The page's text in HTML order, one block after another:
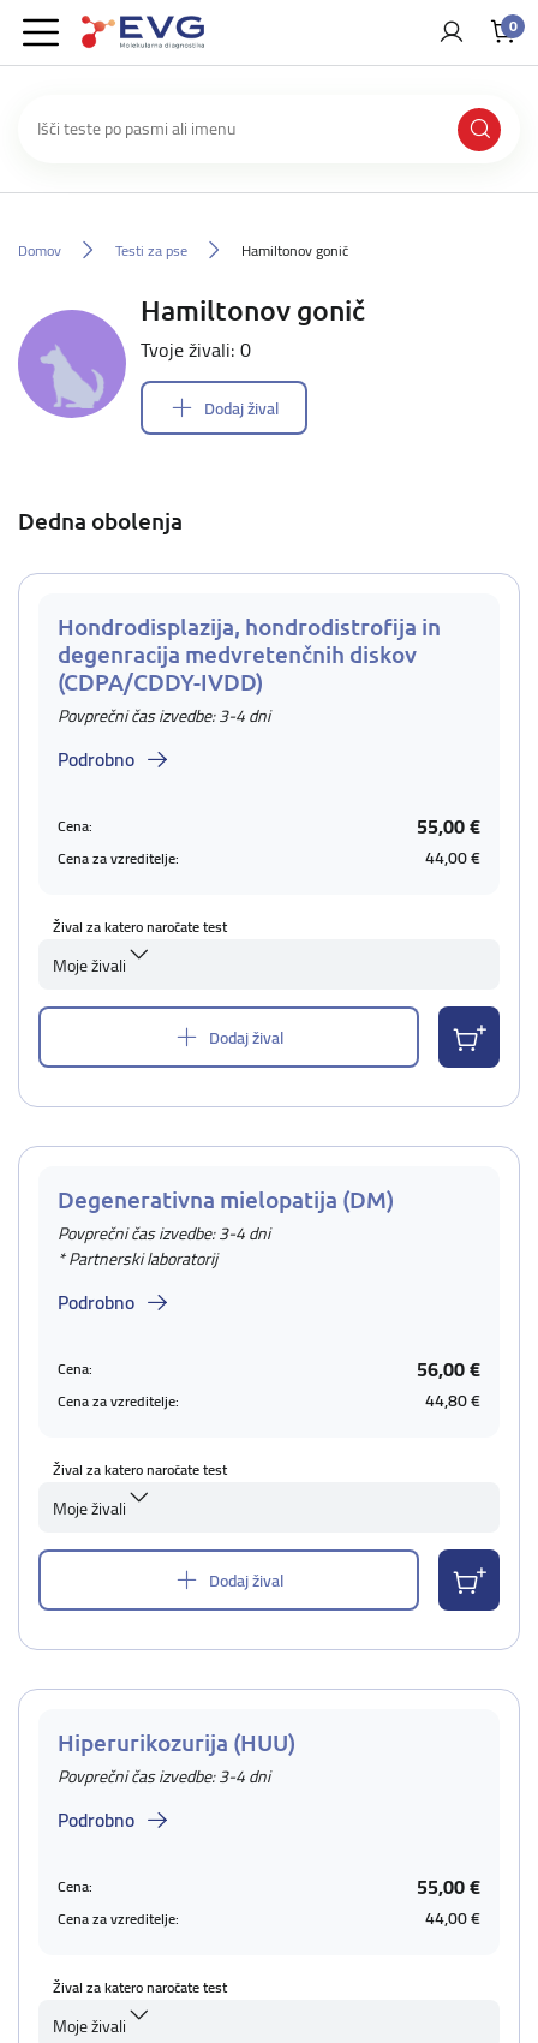
0
Domov Testi za pse Hamiltonov gonič
Hamiltonov gonič
Tvoje živali: 0
Dodaj žival
Dedna obolenja
Hondrodisplazija, hondrodistrofija in
degenracija medvretenčnih diskov
(CDPA/CDDY-IVDD)
Povprečni čas izvedbe: 3-4 dni
Podrobno
Cena: 55,00 €
Cena za vzreditelje: 44,00 €
Žival za katero naročate test
Moje živali
Dodaj žival
Degenerativna mielopatija (DM)
Povprečni čas izvedbe: 3-4 dni
* Partnerski laboratorij
Podrobno
Cena: 56,00 €
Cena za vzreditelje: 44,80 €
Žival za katero naročate test
Moje živali
Dodaj žival
Hiperurikozurija (HUU)
Povprečni čas izvedbe: 3-4 dni
Podrobno
Cena: 55,00 €
Cena za vzreditelje: 44,00 €
Žival za katero naročate test
Moje živali